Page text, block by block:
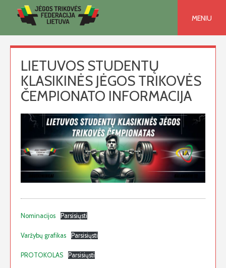
MENIU
LIETUVOS STUDENTŲ
KLASIKINĖS JĖGOS TRIKOVĖS
ČEMPIONATO INFORMACIJA
Nominacijos Parsisiųsti
Varžybų grafikas Parsisiųsti
PROTOKOLAS Parsisiųsti